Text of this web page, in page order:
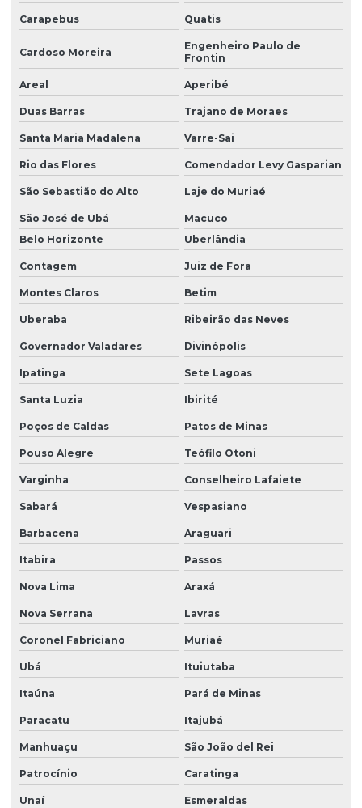
Carapebus Quatis
Cardoso Moreira
Engenheiro Paulo de
Frontin
Areal Aperibé
Duas Barras Trajano de Moraes
Santa Maria Madalena Varre-Sai
Rio das Flores Comendador Levy Gasparian
São Sebastião do Alto Laje do Muriaé
São José de Ubá
Macuco
Belo Horizonte
Uberlândia
Contagem Juiz de Fora
Montes Claros Betim
Uberaba Ribeirão das Neves
Governador Valadares Divinópolis
Ipatinga Sete Lagoas
Santa Luzia Ibirité
Poços de Caldas Patos de Minas
Pouso Alegre Teófilo Otoni
Varginha Conselheiro Lafaiete
Sabará Vespasiano
Barbacena Araguari
Itabira Passos
Nova Lima Araxá
Nova Serrana Lavras
Coronel Fabriciano Muriaé
Ubá Ituiutaba
Itaúna Pará de Minas
Paracatu Itajubá
Manhuaçu São João del Rei
Patrocínio Caratinga
Unaí Esmeraldas